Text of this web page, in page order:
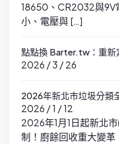
18650、CR2032與9V
小、電壓與 […]
點點換 Barter.tw：重新
2026 / 3 / 26
2026年新北市垃圾分類
2026 / 1 / 12
2026年1月1日起新北
制！廚餘回收重大變